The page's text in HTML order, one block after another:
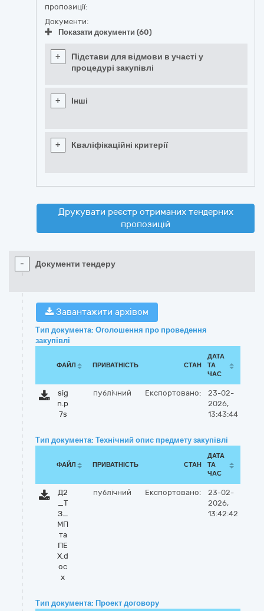
пропозиції:
Документи:
Показати документи (60)
+
Підстави для відмови в участі у
процедурі закупівлі
+ Інші
+ Кваліфікаційні критерії
Друкувати реєстр отриманих тендерних
пропозицій
- Документи тендеру
Завантажити архівом
Тип документа: Оголошення про проведення
закупівлі
ФАЙЛ ПРИВАТНІСТЬ СТАН
ДАТА
ТА
ЧАС
sig
n.p
7s
публічний Експортовано:
23-02-
2026,
13:43:44
Тип документа: Технічний опис предмету закупівлі
ФАЙЛ ПРИВАТНІСТЬ СТАН
ДАТА
ТА
ЧАС
Д2
_Т
З_
МП
та
ПЕ
Х.d
oc
x
публічний Експортовано:
23-02-
2026,
13:42:42
Тип документа: Проект договору